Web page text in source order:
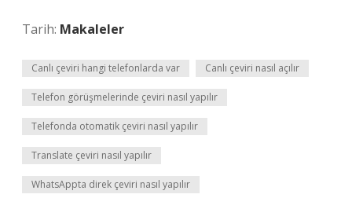
Tarih: Makaleler
Canlı çeviri hangi telefonlarda var Canlı çeviri nasıl açılır
Telefon görüşmelerinde çeviri nasıl yapılır
Telefonda otomatik çeviri nasıl yapılır
Translate çeviri nasıl yapılır
WhatsAppta direk çeviri nasıl yapılır